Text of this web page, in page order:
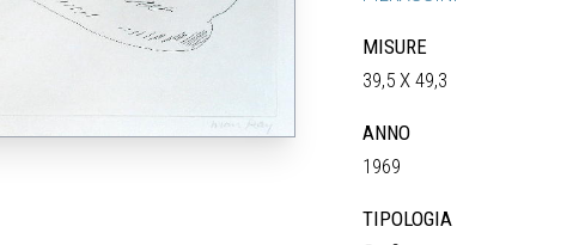
MISURE
39,5 X 49,3
ANNO
1969
TIPOLOGIA